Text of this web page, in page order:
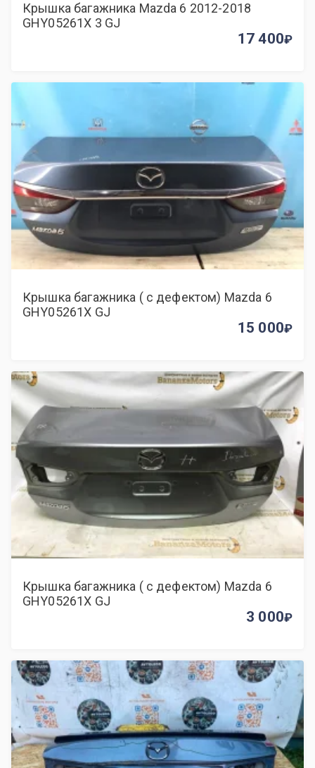
Крышка багажника Mazda 6 2012-2018
GHY05261X 3 GJ
17 400
Крышка багажника ( с дефектом) Mazda 6
GHY05261X GJ
15 000
Крышка багажника ( с дефектом) Mazda 6
GHY05261X GJ
3 000